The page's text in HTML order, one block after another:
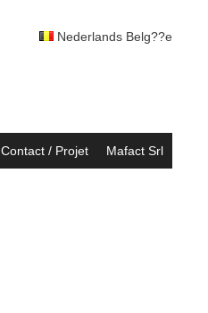
Nederlands Belg??e
Contact / Projet Mafact Srl